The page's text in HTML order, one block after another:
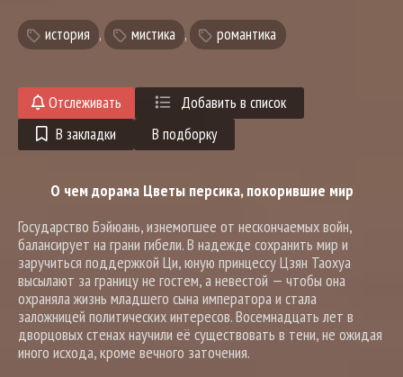
история , мистика , романтика
Отслеживать
Добавить в список
В закладки
В подборку
О чем дорама Цветы персика, покорившие мир
Государство Бэйюань, изнемогшее от нескончаемых войн,
балансирует на грани гибели. В надежде сохранить мир и
заручиться поддержкой Ци, юную принцессу Цзян Таохуа
высылают за границу не гостем, а невестой — чтобы она
охраняла жизнь младшего сына императора и стала
заложницей политических интересов. Восемнадцать лет в
дворцовых стенах научили её существовать в тени, не ожидая
иного исхода, кроме вечного заточения.